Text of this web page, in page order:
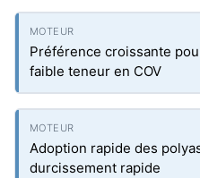
Préférence croissante
faible teneur en COV
Adoption rapide des
durcissement rapide